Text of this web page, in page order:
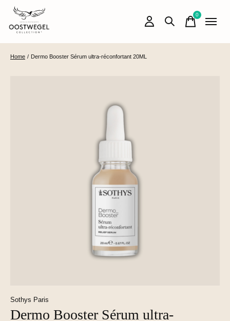
0items
Home / Dermo Booster Sérum ultra-réconfortant 20ML
Sothys Paris
Dermo Booster Sérum ultra-